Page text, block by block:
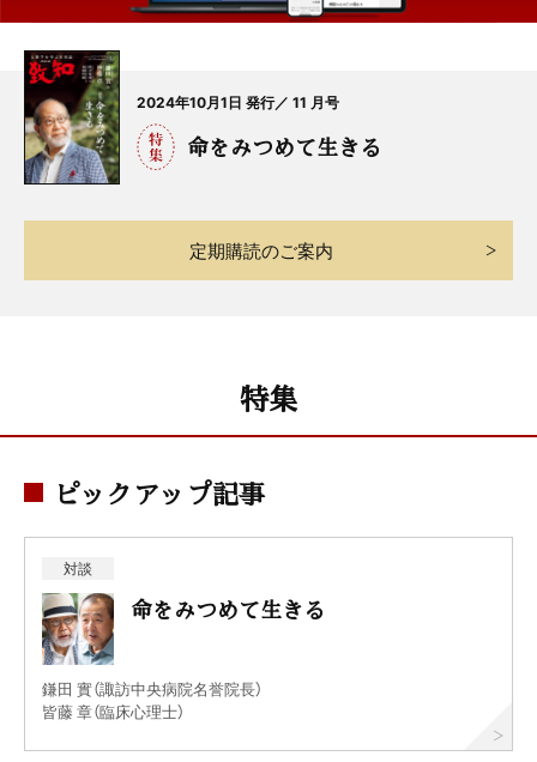
2024年10月1日 発行／ 11 月号
命をみつめて生きる
定期購読のご案内
特集
ピックアップ記事
対談
命をみつめて生きる
鎌田 實（諏訪中央病院名誉院長）
皆藤 章（臨床心理士）